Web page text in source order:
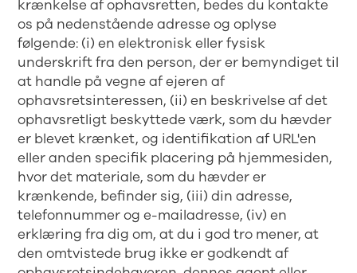
krænkelse af ophavsretten, bedes du kontakte
os på nedenstående adresse og oplyse
følgende: (i) en elektronisk eller fysisk
underskrift fra den person, der er bemyndiget til
at handle på vegne af ejeren af
ophavsretsinteressen, (ii) en beskrivelse af det
ophavsretligt beskyttede værk, som du hævder
er blevet krænket, og identifikation af URL'en
eller anden specifik placering på hjemmesiden,
hvor det materiale, som du hævder er
krænkende, befinder sig, (iii) din adresse,
telefonnummer og e-mailadresse, (iv) en
erklæring fra dig om, at du i god tro mener, at
den omtvistede brug ikke er godkendt af